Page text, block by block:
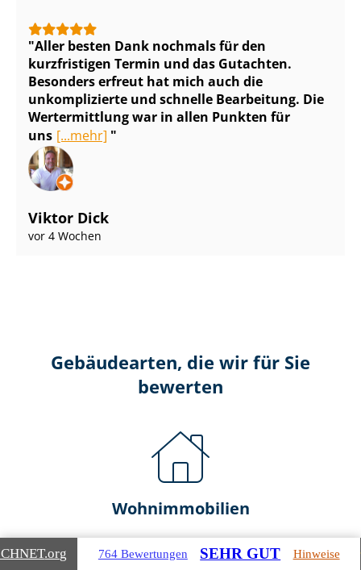
Aller besten Dank nochmals für den
kurzfristigen Termin und das Gutachten.
Besonders erfreut hat mich auch die
unkomplizierte und schnelle Bearbeitung. Die
Wertermittlung war in allen Punkten für
uns [...mehr]
Viktor Dick
vor 4 Wochen
Gebäudearten, die wir für Sie
bewerten
Wohnimmobilien
Ein- und Zwei­fa­mi­li­en­häu­ser
Doppel- & Reihenhäuser
.org 764 Bewertungen SEHR GUT Hinweise